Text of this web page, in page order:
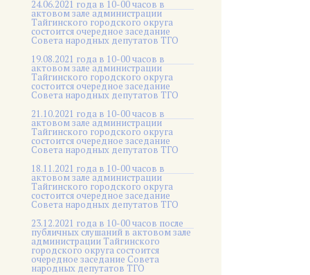
24.06.2021 года в 10-00 часов в
актовом зале администрации
Тайгинского городского округа
состоится очередное заседание
Совета народных депутатов ТГО
19.08.2021 года в 10-00 часов в
актовом зале администрации
Тайгинского городского округа
состоится очередное заседание
Совета народных депутатов ТГО
21.10.2021 года в 10-00 часов в
актовом зале администрации
Тайгинского городского округа
состоится очередное заседание
Совета народных депутатов ТГО
18.11.2021 года в 10-00 часов в
актовом зале администрации
Тайгинского городского округа
состоится очередное заседание
Совета народных депутатов ТГО
23.12.2021 года в 10-00 часов после
публичных слушаний в актовом зале
администрации Тайгинского
городского округа состоится
очередное заседание Совета
народных депутатов ТГО